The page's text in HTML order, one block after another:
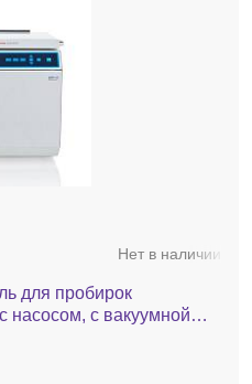
Нет в наличии
для пробирок
насосом, с вакуумной